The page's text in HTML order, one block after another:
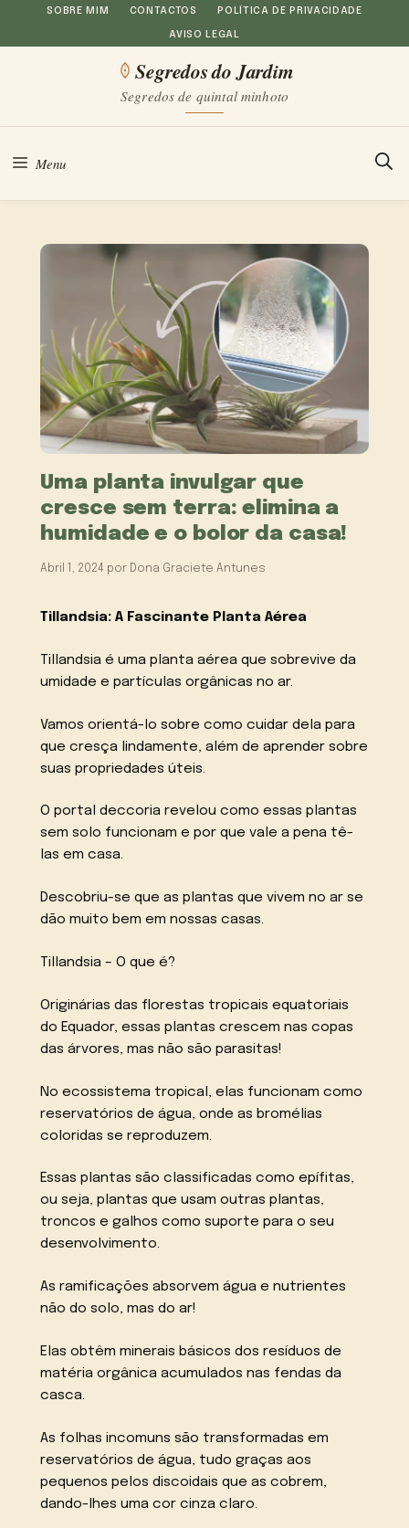
Saltar
para
SOBRE MIM CONTACTOS POLÍTICA DE PRIVACIDADE
AVISO LEGAL
Segredos do Jardim
Segredos de quintal minhoto
Menu
Uma planta invulgar que
cresce sem terra: elimina a
humidade e o bolor da casa!
Abril 1, 2024 por Dona Graciete Antunes
Tillandsia: A Fascinante Planta Aérea
Tillandsia é uma planta aérea que sobrevive da
umidade e partículas orgânicas no ar.
Vamos orientá-lo sobre como cuidar dela para
que cresça lindamente, além de aprender sobre
suas propriedades úteis.
O portal deccoria revelou como essas plantas
sem solo funcionam e por que vale a pena tê-
las em casa.
Descobriu-se que as plantas que vivem no ar se
dão muito bem em nossas casas.
Tillandsia – O que é?
Originárias das florestas tropicais equatoriais
do Equador, essas plantas crescem nas copas
das árvores, mas não são parasitas!
No ecossistema tropical, elas funcionam como
reservatórios de água, onde as bromélias
coloridas se reproduzem.
Essas plantas são classificadas como epífitas,
ou seja, plantas que usam outras plantas,
troncos e galhos como suporte para o seu
desenvolvimento.
As ramificações absorvem água e nutrientes
não do solo, mas do ar!
Elas obtêm minerais básicos dos resíduos de
matéria orgânica acumulados nas fendas da
casca.
As folhas incomuns são transformadas em
reservatórios de água, tudo graças aos
pequenos pelos discoidais que as cobrem,
dando-lhes uma cor cinza claro.